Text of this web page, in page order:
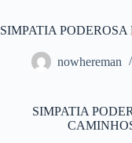
oSIMPATIA
nowhereman
SIMPATIA